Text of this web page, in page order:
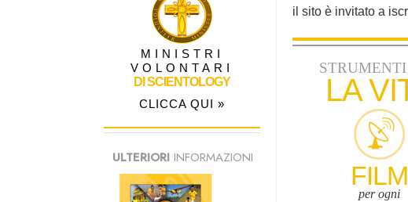
il sito è invitato a
STRUMENTI
LA
FILM
per ogni
MINISTRI
VOLONTARI
DI SCIENTOLOGY
CLICCA QUI »
ULTERIORIINFORMAZIONI